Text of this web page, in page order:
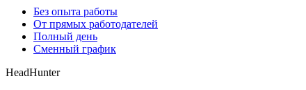
Без опыта работы
От прямых работодателей
Полный день
Сменный график
HeadHunter